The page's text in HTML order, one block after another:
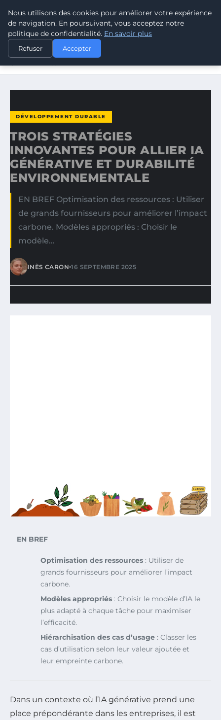
CLIMATE GUARDIAN
ACCUEIL
DÉVELOPPEMENT DURABLE
TROIS STRATÉGIES INNOVANTES POUR ALLIER IA
DÉVELOPPEMENT DURABLE
TROIS STRATÉGIES
INNOVANTES POUR ALLIER IA
GÉNÉRATIVE ET DURABILITÉ
ENVIRONNEMENTALE
EN BREF Optimisation des ressources : Utiliser
de grands fournisseurs pour améliorer l’impact
carbone. Modèles appropriés : Choisir le
modèle…
INÈS CARON•16 SEPTEMBRE 2025
EN BREF
Optimisation des ressources : Utiliser de
grands fournisseurs pour améliorer l’impact
carbone.
Modèles appropriés : Choisir le modèle d’IA le
plus adapté à chaque tâche pour maximiser
l’efficacité.
Hiérarchisation des cas d’usage : Classer les
cas d’utilisation selon leur valeur ajoutée et
leur empreinte carbone.
Dans un contexte où l’IA générative prend une
place prépondérante dans les entreprises, il est
Nous utilisons des cookies pour améliorer votre expérience
de navigation. En poursuivant, vous acceptez notre
politique de confidentialité. En savoir plus
Refuser Accepter